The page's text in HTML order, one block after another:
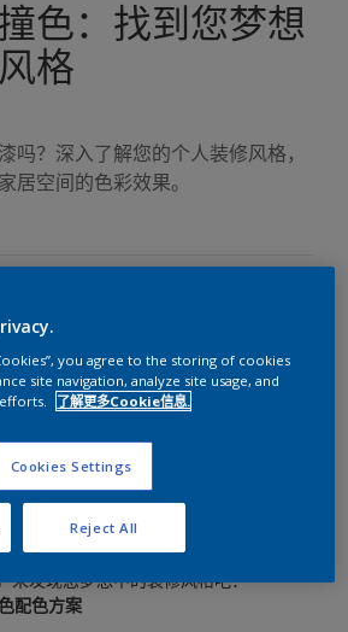
色：找到您梦想
格
吗？深入了解您的个人装修风格，
居空间的色彩效果。
但是不知道该选择哪些颜色。我很喜欢
担心这种方案对我来说太冒险了点。您
个人风格吗？”
配色方案吸引，而 36% 的受访者表示更
效果。
哪些颜色组合、为何喜欢，您就能在装
容易找到自己真正满意的配色方案。
来发现您梦想中的装修风格吧：
配色方案
you agree to the storing of cookies
site navigation, analyze site usage, and
了解更多Cookie信息.
Cookies Settings
Reject All